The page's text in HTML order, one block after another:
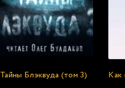
Тайны Блэквуда (том 3)